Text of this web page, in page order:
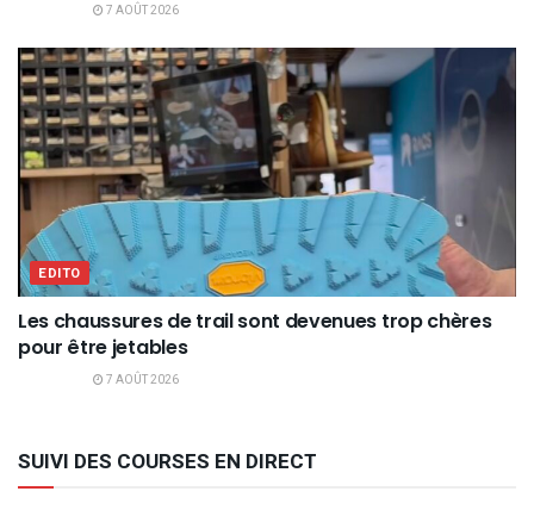
7 AOÛT 2026
EDITO
Les chaussures de trail sont devenues trop chères
pour être jetables
7 AOÛT 2026
SUIVI DES COURSES EN DIRECT